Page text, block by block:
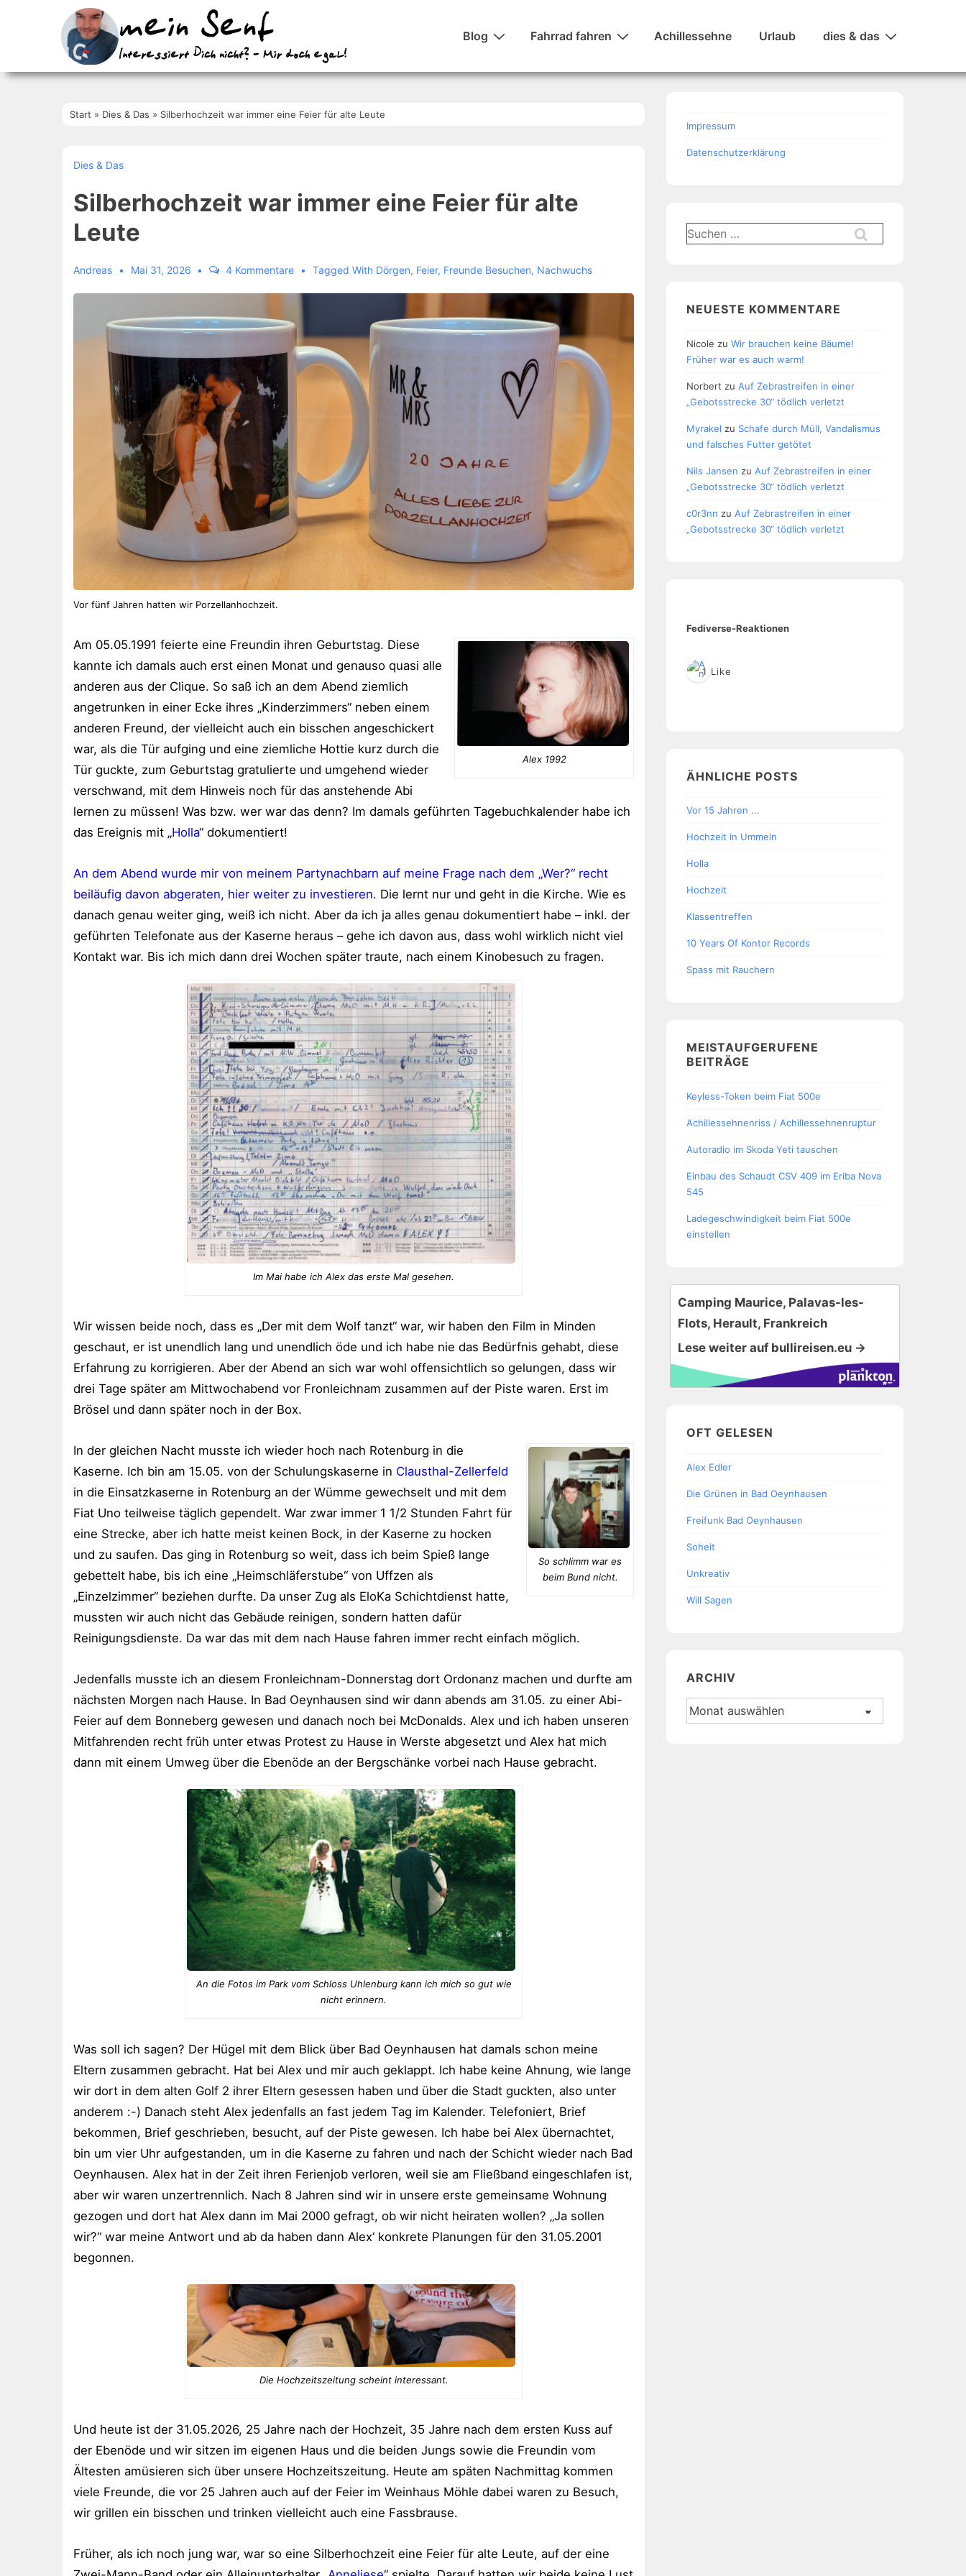
Hauptnavigation
Blog Fahrrad fahren Achillessehne Urlaub dies & das
Start » Dies & Das » Silberhochzeit war immer eine Feier für alte Leute
Dies & Das
Silberhochzeit war immer eine Feier für alte
Leute
Andreas Mai 31, 2026 4 Kommentare Tagged With Dörgen, Feier, Freunde Besuchen, Nachwuchs
Vor fünf Jahren hatten wir Porzellanhochzeit.
Alex 1992
Am 05.05.1991 feierte eine Freundin ihren Geburtstag. Diese
kannte ich damals auch erst einen Monat und genauso quasi alle
anderen aus der Clique. So saß ich an dem Abend ziemlich
angetrunken in einer Ecke ihres „Kinderzimmers“ neben einem
anderen Freund, der vielleicht auch ein bisschen angeschickert
war, als die Tür aufging und eine ziemliche Hottie kurz durch die
Tür guckte, zum Geburtstag gratulierte und umgehend wieder
verschwand, mit dem Hinweis noch für das anstehende Abi
lernen zu müssen! Was bzw. wer war das denn? Im damals geführten Tagebuchkalender habe ich
das Ereignis mit „Holla“ dokumentiert!
An dem Abend wurde mir von meinem Partynachbarn auf meine Frage nach dem „Wer?“ recht
beiläufig davon abgeraten, hier weiter zu investieren. Die lernt nur und geht in die Kirche. Wie es
danach genau weiter ging, weiß ich nicht. Aber da ich ja alles genau dokumentiert habe – inkl. der
geführten Telefonate aus der Kaserne heraus – gehe ich davon aus, dass wohl wirklich nicht viel
Kontakt war. Bis ich mich dann drei Wochen später traute, nach einem Kinobesuch zu fragen.
Im Mai habe ich Alex das erste Mal gesehen.
Wir wissen beide noch, dass es „Der mit dem Wolf tanzt“ war, wir haben den Film in Minden
geschaut, er ist unendlich lang und unendlich öde und ich habe nie das Bedürfnis gehabt, diese
Erfahrung zu korrigieren. Aber der Abend an sich war wohl offensichtlich so gelungen, dass wir
drei Tage später am Mittwochabend vor Fronleichnam zusammen auf der Piste waren. Erst im
Brösel und dann später noch in der Box.
So schlimm war es
beim Bund nicht.
In der gleichen Nacht musste ich wieder hoch nach Rotenburg in die
Kaserne. Ich bin am 15.05. von der Schulungskaserne in Clausthal-Zellerfeld
in die Einsatzkaserne in Rotenburg an der Wümme gewechselt und mit dem
Fiat Uno teilweise täglich gependelt. War zwar immer 1 1/2 Stunden Fahrt für
eine Strecke, aber ich hatte meist keinen Bock, in der Kaserne zu hocken
und zu saufen. Das ging in Rotenburg so weit, dass ich beim Spieß lange
gebettelt habe, bis ich eine „Heimschläferstube“ von Uffzen als
„Einzelzimmer“ beziehen durfte. Da unser Zug als EloKa Schichtdienst hatte,
mussten wir auch nicht das Gebäude reinigen, sondern hatten dafür
Reinigungsdienste. Da war das mit dem nach Hause fahren immer recht einfach möglich.
Jedenfalls musste ich an diesem Fronleichnam-Donnerstag dort Ordonanz machen und durfte am
nächsten Morgen nach Hause. In Bad Oeynhausen sind wir dann abends am 31.05. zu einer Abi-
Feier auf dem Bonneberg gewesen und danach noch bei McDonalds. Alex und ich haben unseren
Mitfahrenden recht früh unter etwas Protest zu Hause in Werste abgesetzt und Alex hat mich
dann mit einem Umweg über die Ebenöde an der Bergschänke vorbei nach Hause gebracht.
An die Fotos im Park vom Schloss Uhlenburg kann ich mich so gut wie
nicht erinnern.
Was soll ich sagen? Der Hügel mit dem Blick über Bad Oeynhausen hat damals schon meine
Eltern zusammen gebracht. Hat bei Alex und mir auch geklappt. Ich habe keine Ahnung, wie lange
wir dort in dem alten Golf 2 ihrer Eltern gesessen haben und über die Stadt guckten, also unter
anderem :-) Danach steht Alex jedenfalls an fast jedem Tag im Kalender. Telefoniert, Brief
bekommen, Brief geschrieben, besucht, auf der Piste gewesen. Ich habe bei Alex übernachtet,
bin um vier Uhr aufgestanden, um in die Kaserne zu fahren und nach der Schicht wieder nach Bad
Oeynhausen. Alex hat in der Zeit ihren Ferienjob verloren, weil sie am Fließband eingeschlafen ist,
aber wir waren unzertrennlich. Nach 8 Jahren sind wir in unsere erste gemeinsame Wohnung
gezogen und dort hat Alex dann im Mai 2000 gefragt, ob wir nicht heiraten wollen? „Ja sollen
wir?“ war meine Antwort und ab da haben dann Alex‘ konkrete Planungen für den 31.05.2001
begonnen.
Die Hochzeitszeitung scheint interessant.
Und heute ist der 31.05.2026, 25 Jahre nach der Hochzeit, 35 Jahre nach dem ersten Kuss auf
der Ebenöde und wir sitzen im eigenen Haus und die beiden Jungs sowie die Freundin vom
Ältesten amüsieren sich über unsere Hochzeitszeitung. Heute am späten Nachmittag kommen
viele Freunde, die vor 25 Jahren auch auf der Feier im Weinhaus Möhle dabei waren zu Besuch,
wir grillen ein bisschen und trinken vielleicht auch eine Fassbrause.
Früher, als ich noch jung war, war so eine Silberhochzeit eine Feier für alte Leute, auf der eine
Impressum
Datenschutzerklärung
Suchen
nach:
NEUESTE KOMMENTARE
Nicole zu Wir brauchen keine Bäume!
Früher war es auch warm!
Norbert zu Auf Zebrastreifen in einer
„Gebotsstrecke 30“ tödlich verletzt
Myrakel zu Schafe durch Müll, Vandalismus
und falsches Futter getötet
Nils Jansen zu Auf Zebrastreifen in einer
„Gebotsstrecke 30“ tödlich verletzt
c0r3nn zu Auf Zebrastreifen in einer
„Gebotsstrecke 30“ tödlich verletzt
Fediverse-Reaktionen
1 Like
ÄHNLICHE POSTS
Vor 15 Jahren ...
Hochzeit in Ummeln
Holla
Hochzeit
Klassentreffen
10 Years Of Kontor Records
Spass mit Rauchern
MEISTAUFGERUFENE
BEITRÄGE
Keyless-Token beim Fiat 500e
Achillessehnenriss / Achillessehnenruptur
Autoradio im Skoda Yeti tauschen
Einbau des Schaudt CSV 409 im Eriba Nova
545
Ladegeschwindigkeit beim Fiat 500e
einstellen
Camping Maurice, Palavas-les-
Flots, Herault, Frankreich
Lese weiter auf bullireisen.eu →
OFT GELESEN
Alex Edler
Die Grünen in Bad Oeynhausen
Freifunk Bad Oeynhausen
Soheit
Unkreativ
Will Sagen
ARCHIV
Archiv